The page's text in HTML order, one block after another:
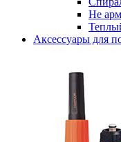
Не
Аксессуары для